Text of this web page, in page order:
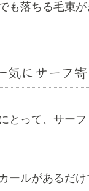
も落ちる毛束
気にサーフ
とって、サー
ールがあるだ